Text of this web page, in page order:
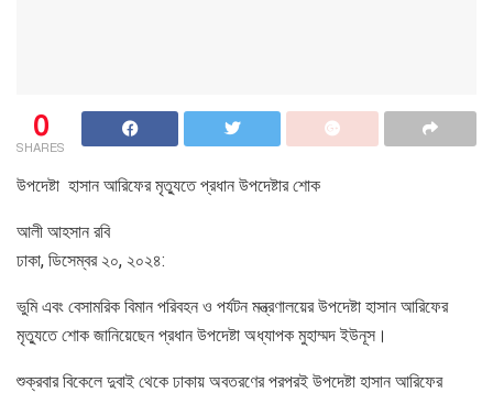
0
SHARES
উপদেষ্টা হাসান আরিফের মৃত্যুতে প্রধান উপদেষ্টার শোক
আলী আহসান রবি
ঢাকা, ডিসেম্বর ২০, ২০২৪:
ভুমি এবং বেসামরিক বিমান পরিবহন ও পর্যটন মন্ত্রণালয়ের উপদেষ্টা হাসান আরিফের
মৃত্যুতে শোক জানিয়েছেন প্রধান উপদেষ্টা অধ্যাপক মুহাম্মদ ইউনূস।
শুক্রবার বিকেলে দুবাই থেকে ঢাকায় অবতরণের পরপরই উপদেষ্টা হাসান আরিফের